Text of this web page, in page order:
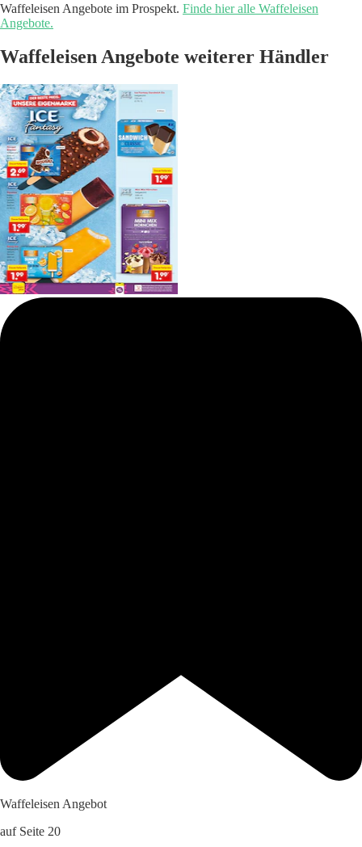
Waffeleisen Angebote im Prospekt. Finde hier alle Waffeleisen
Angebote.
Waffeleisen Angebote weiterer Händler
Waffeleisen Angebot
auf Seite 20